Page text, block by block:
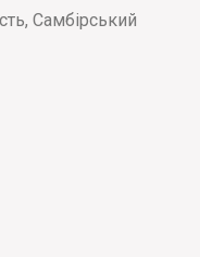
Самбірський